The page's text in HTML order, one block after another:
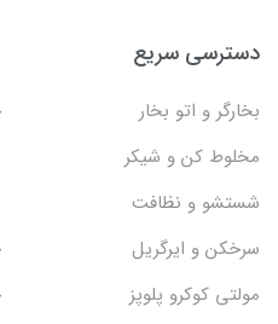
دسترسی سریع
بخارگر و اتو بخار
مخلوط کن و شیکر
شستشو و نظافت
سرخکن و ایرگریل
مولتی کوکرو پلوپز